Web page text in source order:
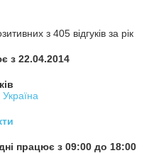
з 405 відгуків за рік
з 22.04.2014
Україна
працює з 09:00 до 18:00